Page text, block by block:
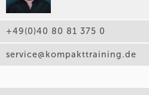
+49(0)40 80 81 375 0
service@kompakttraining.de